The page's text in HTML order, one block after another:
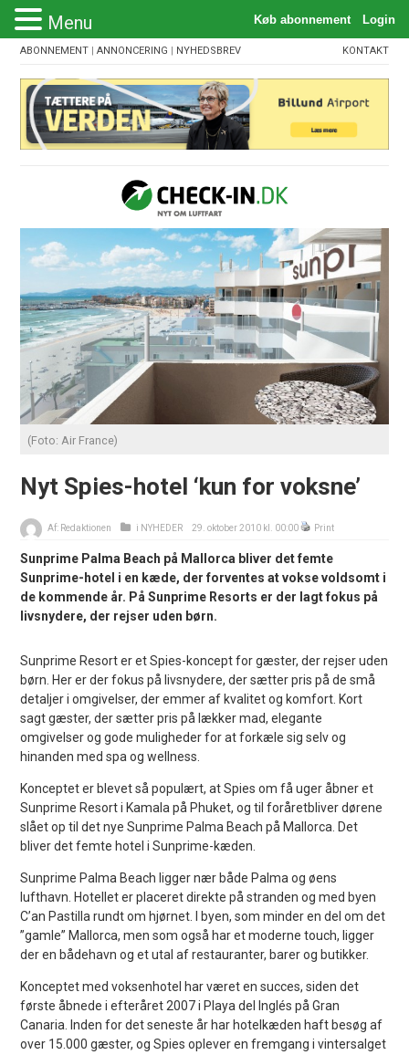
ABONNEMENT |ANNONCERING | NYHEDSBREV KONTAKT
(Foto: Air France)
Nyt Spies-hotel ‘kun for voksne’
Af: Redaktionen i NYHEDER 29. oktober 2010 kl. 00:00 Print
Sunprime Palma Beach på Mallorca bliver det femte
Sunprime-hotel i en kæde, der forventes at vokse voldsomt i
de kommende år. På Sunprime Resorts er der lagt fokus på
livsnydere, der rejser uden børn.
Sunprime Resort er et Spies-koncept for gæster, der rejser uden
børn. Her er der fokus på livsnydere, der sætter pris på de små
detaljer i omgivelser, der emmer af kvalitet og komfort. Kort
sagt gæster, der sætter pris på lækker mad, elegante
omgivelser og gode muligheder for at forkæle sig selv og
hinanden med spa og wellness.
Konceptet er blevet så populært, at Spies om få uger åbner et
Sunprime Resort i Kamala på Phuket, og til foråretbliver dørene
slået op til det nye Sunprime Palma Beach på Mallorca. Det
bliver det femte hotel i Sunprime-kæden.
Sunprime Palma Beach ligger nær både Palma og øens
lufthavn. Hotellet er placeret direkte på stranden og med byen
C’an Pastilla rundt om hjørnet. I byen, som minder en del om det
”gamle” Mallorca, men som også har et moderne touch, ligger
der en bådehavn og et utal af restauranter, barer og butikker.
Konceptet med voksenhotel har været en succes, siden det
første åbnede i efteråret 2007 i Playa del Inglés på Gran
Canaria. Inden for det seneste år har hotelkæden haft besøg af
over 15.000 gæster, og Spies oplever en fremgang i vintersalget
Menu